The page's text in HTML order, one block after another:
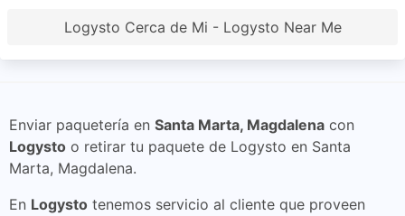
Logysto Cerca de Mi - Logysto Near Me
Enviar paquetería en Santa Marta, Magdalena con
Logysto o retirar tu paquete de Logysto en Santa
Marta, Magdalena.
En Logysto tenemos servicio al cliente que proveen